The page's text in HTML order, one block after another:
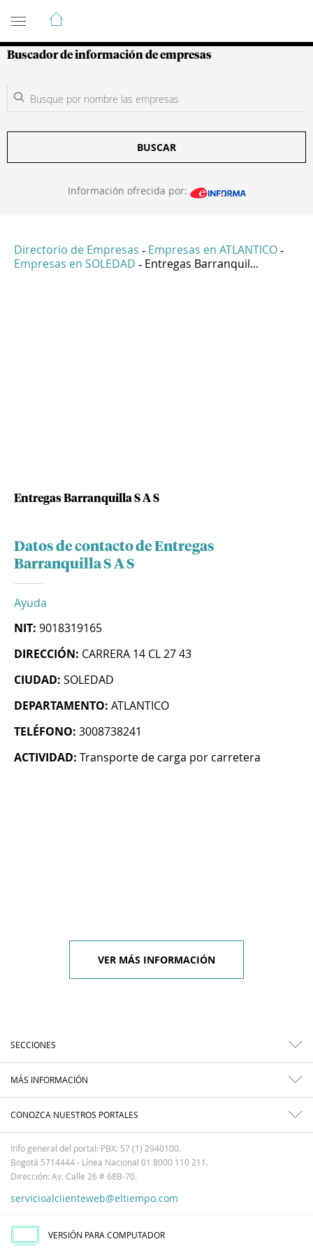
Guía de Empresas Colombianas
Buscador de información de empresas
BUSCAR
Información ofrecida por:
Directorio de Empresas - Empresas en ATLANTICO -
Empresas en SOLEDAD - Entregas Barranquil...
Entregas Barranquilla S A S
Datos de contacto de Entregas
Barranquilla S A S
Ayuda
NIT: 9018319165
DIRECCIÓN: CARRERA 14 CL 27 43
CIUDAD: SOLEDAD
DEPARTAMENTO: ATLANTICO
TELÉFONO: 3008738241
ACTIVIDAD: Transporte de carga por carretera
VER MÁS INFORMACIÓN
SECCIONES
MÁS INFORMACIÓN
CONOZCA NUESTROS PORTALES
Info general del portal: PBX: 57 (1) 2940100.
Bogotá 5714444 - Línea Nacional 01 8000 110 211.
Dirección: Av. Calle 26 # 68B-70.
servicioalclienteweb@eltiempo.com
VERSIÓN PARA COMPUTADOR